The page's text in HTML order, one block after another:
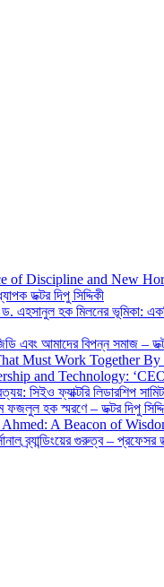
of Discipline and New
ডক্টর দিপু সিদ্দিকী
ড. এহসানুল হক মিলনের ভূমিকা:
এবং আমাদের বিপন্ন সমাজ –
Must Work Together
and Technology:
সিইও ফ্যাক্টরি লিডারশিপ
হক স্মরণে – ডক্টর দিপু
A Beacon of
ব্র্যান্ডিংয়ের গুরুত্ব – প্রফেসর